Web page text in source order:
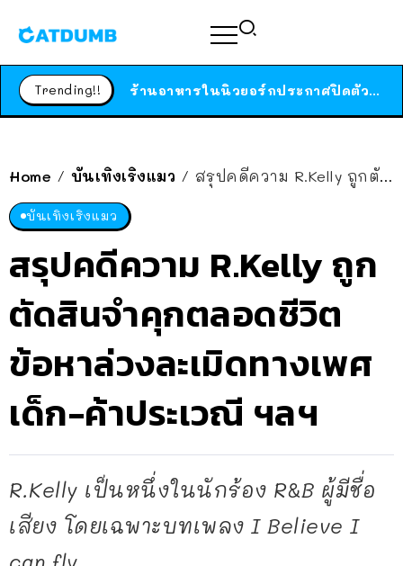
Trending!! ร้านอาหารในนิวยอร์กประกาศปิดตัวลง หลังอยู่มานานกว่า 45 ปี ติดป้ายขอบคุณลูกค้าทุกคน แถมสูตรทำไวท์ซอสให้แบบจัดเต็ม
Home / บันเทิงเริงแมว / สรุปคดีความ R.Kelly ถูกตัดสินจำคุกตลอดชีวิต ข้อหาล่วงละเมิดทางเพศเด็ก-ค้าประเวณี ฯลฯ
บันเทิงเริงแมว
สรุปคดีความ R.Kelly ถูก
ตัดสินจำคุกตลอดชีวิต
ข้อหาล่วงละเมิดทางเพศ
เด็ก-ค้าประเวณี ฯลฯ
R.Kelly เป็นหนึ่งในนักร้อง R&B ผู้มีชื่อ
เสียง โดยเฉพาะบทเพลง I Believe I